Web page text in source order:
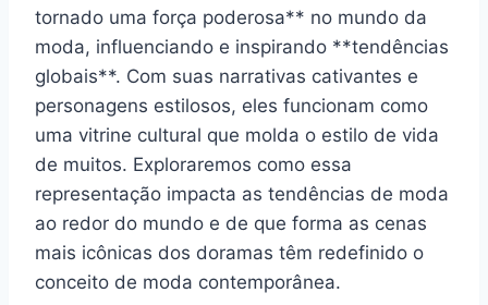
tornado uma força poderosa** no mundo da
moda, influenciando e inspirando **tendências
globais**. Com suas narrativas cativantes e
personagens estilosos, eles funcionam como
uma vitrine cultural que molda o estilo de vida
de muitos. Exploraremos como essa
representação impacta as tendências de moda
ao redor do mundo e de que forma as cenas
mais icônicas dos doramas têm redefinido o
conceito de moda contemporânea.